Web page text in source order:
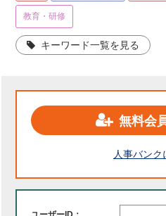
教育・研修
キーワード一覧を見る
無料会
人事バンク